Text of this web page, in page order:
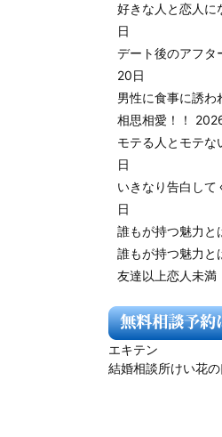
好きな人と恋人に
日
デート後のアフタ
20日
男性に食事に誘わ
相思相愛！！
モテる人とモテな
日
いきなり告白して
日
誰もが持つ魅力と
誰もが持つ魅力と
友達以上恋人未満
エキテン
結婚相談所けい花